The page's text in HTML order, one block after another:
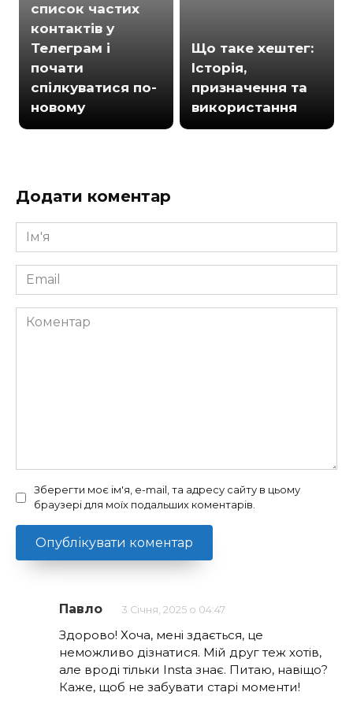
список частих
контактів у
Телеграм і
почати
спілкуватися по-
новому
Що таке хештег:
Історія,
призначення та
використання
Додати коментар
Ім'я
*
Email
*
Коментар
Зберегти моє ім'я, e-mail, та адресу сайту в цьому
браузері для моїх подальших коментарів.
Павло 3 Січня, 2025 о 04:47
Здорово! Хоча, мені здається, це
неможливо дізнатися. Мій друг теж хотів,
але вроді тільки Insta знає. Питаю, навіщо?
Каже, щоб не забувати старі моменти!